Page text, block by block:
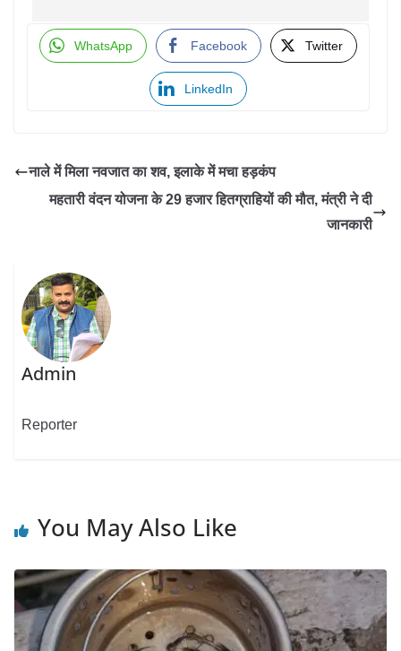
WhatsApp Facebook Twitter
LinkedIn
नाले में मिला नवजात का शव, इलाके में मचा हड़कंप
महतारी वंदन योजना के 29 हजार हितग्राहियों की मौत, मंत्री ने दी
जानकारी
Admin
Reporter
You May Also Like